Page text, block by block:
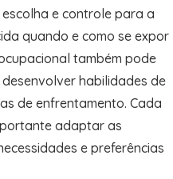
e controle para a
quando e como se expor
também pode
habilidades de
de enfrentamento. Cada
adaptar as
e preferências